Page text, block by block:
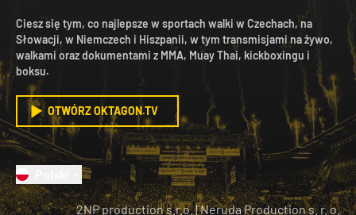
Ciesz się tym, co najlepsze w sportach walki w Czechach, na
Słowacji, w Niemczech i Hiszpanii, w tym transmisjami na żywo,
walkami oraz dokumentami z MMA, Muay Thai, kickboxingu i
boksu.
OTWÓRZ OKTAGON.TV
2NP production s.r.o.|Neruda Production s. r. o.